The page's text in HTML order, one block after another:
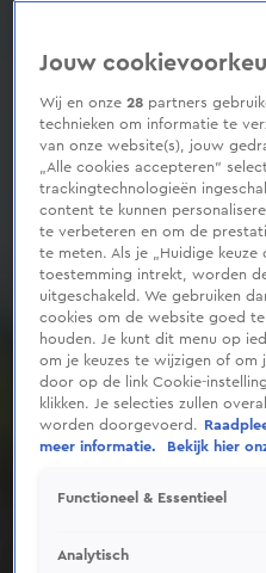
Jouw
Wij en onze28 partners
technieken om informatie te
van onze website(s), jouw
„Alle cookies accepteren”
trackingtechnologieën
content te kunnen
te verbeteren en om de
te meten. Als je „Huidige
toestemming intrekt, worden
uitgeschakeld. We gebruiken
cookies om de website goed
houden. Je kunt dit menu op
om je keuzes te wijzigen of om
door op de link Cookie-
klikken. Je selecties zullen
worden doorgevoerd.
meer informatie.
Bekijk hier
Functioneel & Essentieel
Analytisch